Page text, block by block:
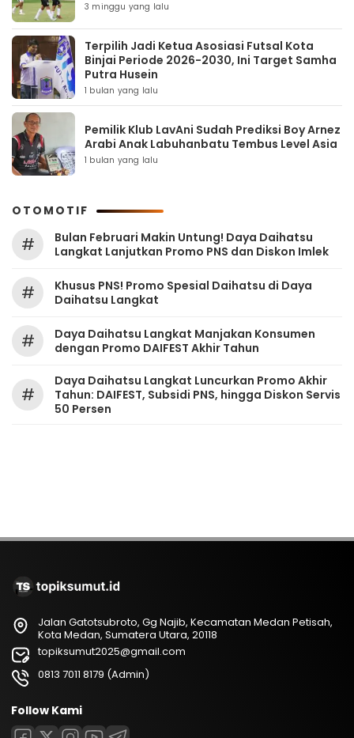
3 minggu yang lalu
Terpilih Jadi Ketua Asosiasi Futsal Kota
Binjai Periode 2026-2030, Ini Target Samha
Putra Husein
1 bulan yang lalu
Pemilik Klub LavAni Sudah Prediksi Boy Arnez
Arabi Anak Labuhanbatu Tembus Level Asia
1 bulan yang lalu
OTOMOTIF
#
Bulan Februari Makin Untung! Daya Daihatsu
Langkat Lanjutkan Promo PNS dan Diskon Imlek
#
Khusus PNS! Promo Spesial Daihatsu di Daya
Daihatsu Langkat
#
Daya Daihatsu Langkat Manjakan Konsumen
dengan Promo DAIFEST Akhir Tahun
#
Daya Daihatsu Langkat Luncurkan Promo Akhir
Tahun: DAIFEST, Subsidi PNS, hingga Diskon Servis
50 Persen
Jalan Gatotsubroto, Gg Najib, Kecamatan Medan Petisah,
Kota Medan, Sumatera Utara, 20118
topiksumut2025@gmail.com
0813 7011 8179 (Admin)
Follow Kami